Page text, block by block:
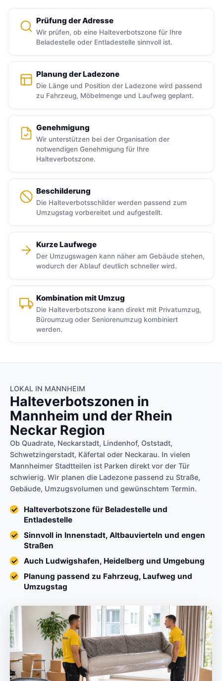
Prüfung der Adresse
Wir prüfen, ob eine Halteverbotszone für Ihre
Beladestelle oder Entladestelle sinnvoll ist.
Planung der Ladezone
Die Länge und Position der Ladezone wird passend
zu Fahrzeug, Möbelmenge und Laufweg geplant.
Genehmigung
Wir unterstützen bei der Organisation der
notwendigen Genehmigung für Ihre
Halteverbotszone.
Beschilderung
Die Halteverbotsschilder werden passend zum
Umzugstag vorbereitet und aufgestellt.
Kurze Laufwege
Der Umzugswagen kann näher am Gebäude stehen,
wodurch der Ablauf deutlich schneller wird.
Kombination mit Umzug
Die Halteverbotszone kann direkt mit Privatumzug,
Büroumzug oder Seniorenumzug kombiniert
werden.
LOKAL IN MANNHEIM
Halteverbotszonen in
Mannheim und der Rhein
Neckar Region
Ob Quadrate, Neckarstadt, Lindenhof, Oststadt,
Schwetzingerstadt, Käfertal oder Neckarau. In vielen
Mannheimer Stadtteilen ist Parken direkt vor der Tür
schwierig. Wir planen die Ladezone passend zu Straße,
Gebäude, Umzugsvolumen und gewünschtem Termin.
Halteverbotszone für Beladestelle und
Entladestelle
Sinnvoll in Innenstadt, Altbauvierteln und engen
Straßen
Auch Ludwigshafen, Heidelberg und Umgebung
Planung passend zu Fahrzeug, Laufweg und
Umzugstag